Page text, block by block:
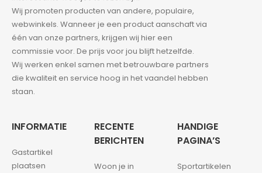
Wij promoten producten van andere, populaire,
webwinkels. Wanneer je een product aanschaft via
één van onze partners, krijgen wij hier een
commissie voor. De prijs voor jou blijft hetzelfde.
Wij werken enkel samen met betrouwbare partners
die kwaliteit en service hoog in het vaandel hebben
staan.
INFORMATIE
Gastartikel
plaatsen
RECENTE
BERICHTEN
Woon je in
HANDIGE
PAGINA’S
Sportartikelen